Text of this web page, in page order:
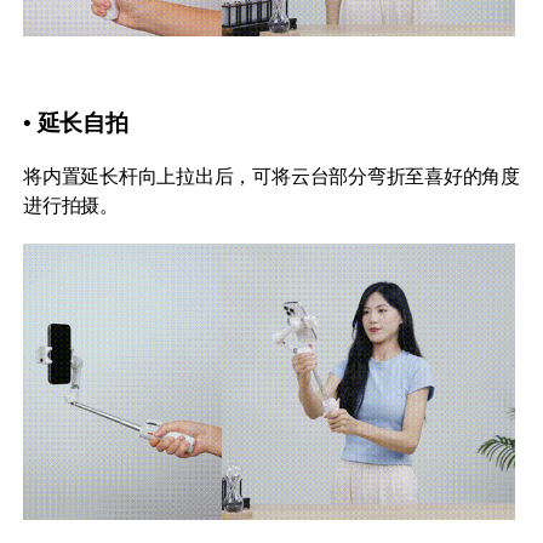
• 延长自拍
将内置延长杆向上拉出后，可将云台部分弯折至喜好的角度
进行拍摄。